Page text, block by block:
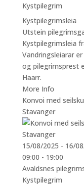
Kystpilegrim
Kystpilegrimsleia
Utstein
Kystpilegrimsleia
Vandringsleiarar
og pilegrimsprest
Haarr.
More Info
Konvoi med
Stavanger
15/08/2025 - 16/
09:00 - 19:00
Avaldsnes
Kystpilegrim